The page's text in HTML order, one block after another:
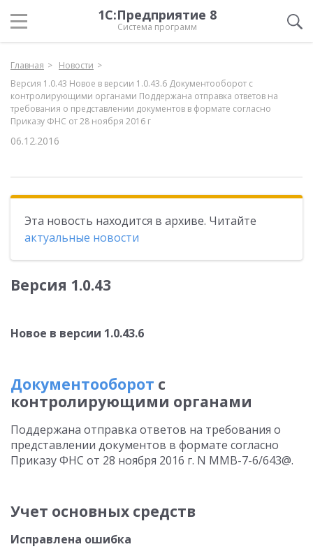
1С:Предприятие 8
Система программ
Главная
Новости
Версия 1.0.43 Новое в версии 1.0.43.6 Документооборот с
контролирующими органами Поддержана отправка ответов на
требования о представлении документов в формате согласно
Приказу ФНС от 28 ноября 2016 г
06.12.2016
Эта новость находится в архиве. Читайте
актуальные новости
Версия 1.0.43
Новое в версии 1.0.43.6
Документооборот с
контролирующими органами
Поддержана отправка ответов на требования о
представлении документов в формате согласно
Приказу ФНС от 28 ноября 2016 г. N ММВ-7-6/643@.
Учет основных средств
Исправлена ошибка